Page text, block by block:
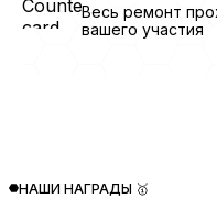
Весь ремонт
вашего участия
НАШИ НАГРАДЫ 🥇